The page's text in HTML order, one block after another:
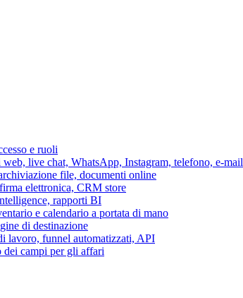
e ruoli
live chat, WhatsApp, Instagram, telefono, e-mail
file, documenti online
elettronica, CRM store
rapporti BI
e calendario a portata di mano
di destinazione
lavoro, funnel automatizzati, API
dei campi per gli affari